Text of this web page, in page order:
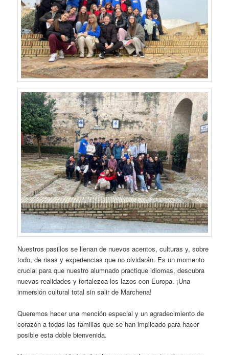
Nuestros pasillos se llenan de nuevos acentos, culturas y, sobre
todo, de risas y experiencias que no olvidarán. Es un momento
crucial para que nuestro alumnado practique idiomas, descubra
nuevas realidades y fortalezca los lazos con Europa. ¡Una
inmersión cultural total sin salir de Marchena!
Queremos hacer una mención especial y un agradecimiento de
corazón a todas las familias que se han implicado para hacer
posible esta doble bienvenida.